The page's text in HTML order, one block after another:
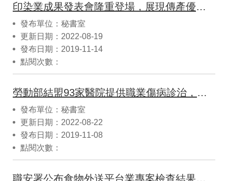
印染業成果發表會隆重登場，展現傳產優化工作環境成功案例
發布單位：秘書室
更新日期：2022-08-19
發布日期：2019-11-14
點閱次數：
勞動部結盟93家醫院提供職業傷病診治，顧好咱職災勞工的健康。
發布單位：秘書室
更新日期：2022-08-22
發布日期：2019-11-08
點閱次數：
職安署公布食物外送平台業專案檢查結果，要求業者保障外送員勞動權益